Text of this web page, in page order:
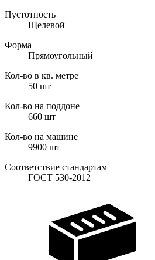
Пустотность
Щелевой
Форма
Прямоугольный
Кол-во в кв. метре
50 шт
Кол-во на поддоне
660 шт
Кол-во на машине
9900 шт
Соответствие стандартам
ГОСТ 530-2012